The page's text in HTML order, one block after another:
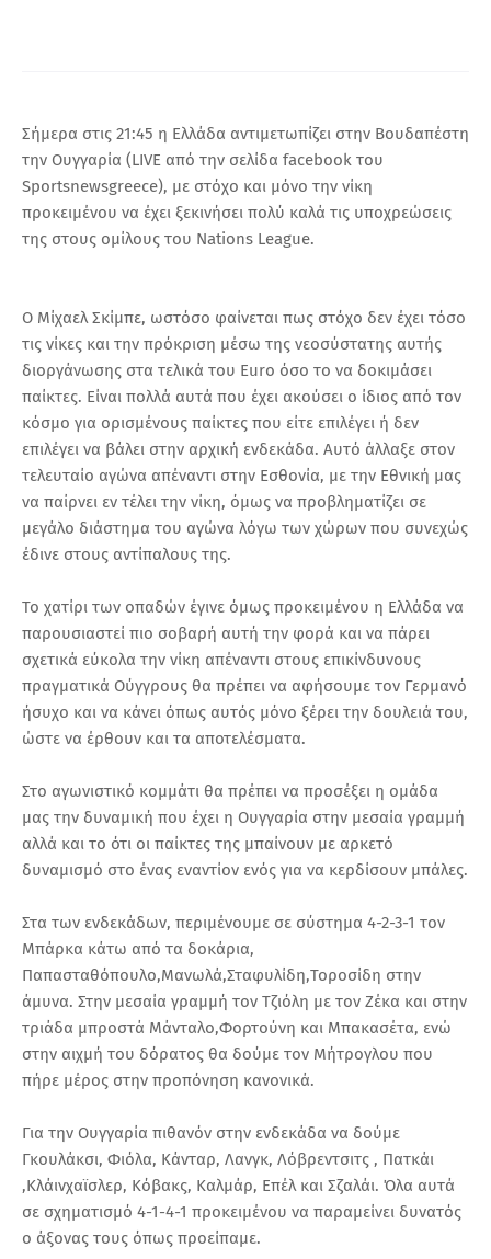
Σήμερα στις 21:45 η Ελλάδα αντιμετωπίζει στην Βουδαπέστη
την Ουγγαρία (LIVE από την σελίδα facebook του
Sportsnewsgreece), με στόχο και μόνο την νίκη
προκειμένου να έχει ξεκινήσει πολύ καλά τις υποχρεώσεις
της στους ομίλους του Nations League.
Ο Μίχαελ Σκίμπε, ωστόσο φαίνεται πως στόχο δεν έχει τόσο
τις νίκες και την πρόκριση μέσω της νεοσύστατης αυτής
διοργάνωσης στα τελικά του Euro όσο το να δοκιμάσει
παίκτες. Είναι πολλά αυτά που έχει ακούσει ο ίδιος από τον
κόσμο για ορισμένους παίκτες που είτε επιλέγει ή δεν
επιλέγει να βάλει στην αρχική ενδεκάδα. Αυτό άλλαξε στον
τελευταίο αγώνα απέναντι στην Εσθονία, με την Εθνική μας
να παίρνει εν τέλει την νίκη, όμως να προβληματίζει σε
μεγάλο διάστημα του αγώνα λόγω των χώρων που συνεχώς
έδινε στους αντίπαλους της.
Το χατίρι των οπαδών έγινε όμως προκειμένου η Ελλάδα να
παρουσιαστεί πιο σοβαρή αυτή την φορά και να πάρει
σχετικά εύκολα την νίκη απέναντι στους επικίνδυνους
πραγματικά Ούγγρους θα πρέπει να αφήσουμε τον Γερμανό
ήσυχο και να κάνει όπως αυτός μόνο ξέρει την δουλειά του,
ώστε να έρθουν και τα αποτελέσματα.
Στο αγωνιστικό κομμάτι θα πρέπει να προσέξει η ομάδα
μας την δυναμική που έχει η Ουγγαρία στην μεσαία γραμμή
αλλά και το ότι οι παίκτες της μπαίνουν με αρκετό
δυναμισμό στο ένας εναντίον ενός για να κερδίσουν μπάλες.
Στα των ενδεκάδων, περιμένουμε σε σύστημα 4-2-3-1 τον
Μπάρκα κάτω από τα δοκάρια,
Παπασταθόπουλο,Μανωλά,Σταφυλίδη,Τοροσίδη στην
άμυνα. Στην μεσαία γραμμή τον Τζιόλη με τον Ζέκα και στην
τριάδα μπροστά Μάνταλο,Φορτούνη και Μπακασέτα, ενώ
στην αιχμή του δόρατος θα δούμε τον Μήτρογλου που
πήρε μέρος στην προπόνηση κανονικά.
Για την Ουγγαρία πιθανόν στην ενδεκάδα να δούμε
Γκουλάκσι, Φιόλα, Κάνταρ, Λανγκ, Λόβρεντσιτς , Πατκάι
,Κλάινχαϊσλερ, Κόβακς, Καλμάρ, Επέλ και Σζαλάι. Όλα αυτά
σε σχηματισμό 4-1-4-1 προκειμένου να παραμείνει δυνατός
ο άξονας τους όπως προείπαμε.